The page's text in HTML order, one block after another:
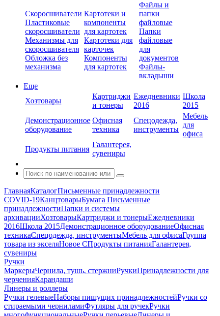
Скоросшиватели
Пластиковые
скоросшиватели
Механизмы для
скоросшивателя
Обложка без
механизма
Картотеки и
компоненты
для картотек
Картотеки для
карточек
Компоненты
для картотек
Файлы и
папки
файловые
Папки
файловые
для
документов
Файлы-
вкладыши
Еще
Хозтовары
Картриджи
и тонеры
Ежедневники
2016
Школа
2015
Демонстрационное
оборудование
Офисная
техника
Спецодежда,
инструменты
Мебель
для
офиса
Продукты питания
Галантерея,
сувениры
ГлавнаяКаталогПисьменные принадлежности
COVID-19КанцтоварыБумага Письменные
принадлежностиПапки и системы
архивацииХозтоварыКартриджи и тонерыЕжедневники
2016Школа 2015Демонстрационное оборудованиеОфисная
техникаСпецодежда, инструментыМебель для офисаГруппа
товара из экселяНовое СПродукты питанияГалантерея,
сувениры
Ручки
МаркерыЧернила, тушь, стержниРучкиПринадлежности для
черченияКарандаши
Линеры и роллеры
Ручки гелевыеНаборы пишущих принадлежностейРучки со
стираемыми черниламиФутляры для ручекРучки